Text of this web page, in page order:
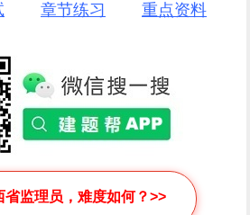
章节练习 重点资料
省监理员，难度如何？>>